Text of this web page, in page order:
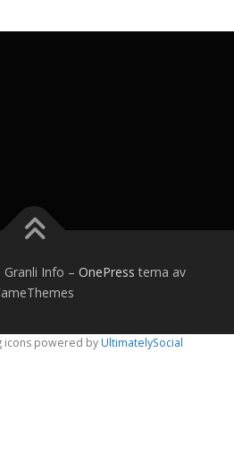
Info – OnePress tema av
icons powered byUltimatelySocial